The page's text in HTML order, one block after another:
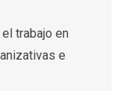
trabajo en
e